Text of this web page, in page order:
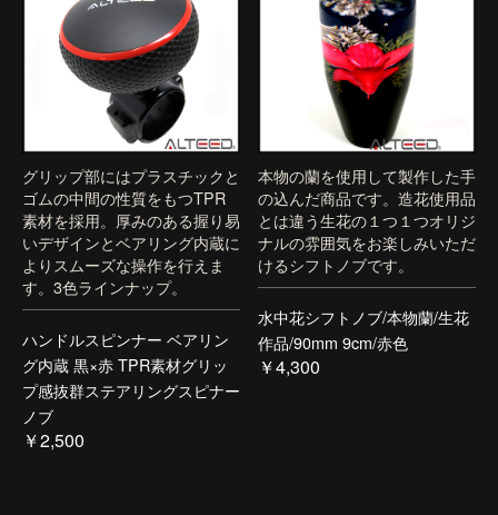
グリップ部にはプラスチックと
ゴムの中間の性質をもつTPR
素材を採用。厚みのある握り易
いデザインとベアリング内蔵に
よりスムーズな操作を行えま
す。3色ラインナップ。
ハンドルスピンナー ベアリン
グ内蔵 黒×赤 TPR素材グリッ
プ感抜群ステアリングスピナー
ノブ
￥2,500
本物の蘭を使用して製作した手
の込んだ商品です。造花使用品
とは違う生花の１つ１つオリジ
ナルの雰囲気をお楽しみいただ
けるシフトノブです。
水中花シフトノブ/本物蘭/生花
作品/90mm 9cm/赤色
￥4,300